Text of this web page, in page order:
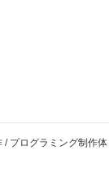
/ プログラミング制作体